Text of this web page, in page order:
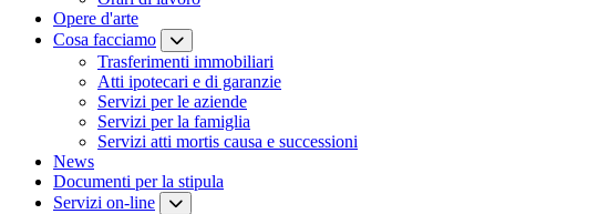
Opere d'arte
Cosa facciamo
Trasferimenti immobiliari
Atti ipotecari e di garanzie
Servizi per le aziende
Servizi per la famiglia
Servizi atti mortis causa e successioni
News
Documenti per la stipula
Servizi on-line